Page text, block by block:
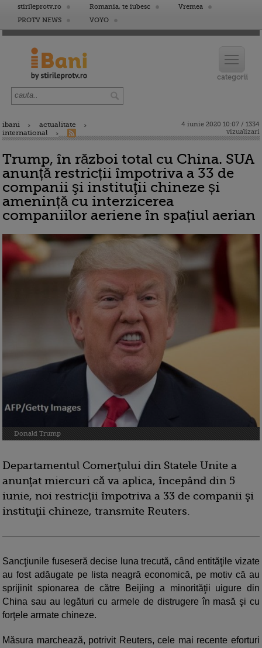
stirileprotv.ro Romania, te iubesc
Vremea
PROTV NEWS
VOYO
ibani
actualitate
international
4 iunie 2020 10:07 / 1334
vizualizari
Trump, în război total cu China. SUA
anunță restricții împotriva a 33 de
companii şi instituţii chineze și
amenință cu interzicerea
companiilor aeriene în spațiul aerian
Donald Trump
Departamentul Comerţului din Statele Unite a
anunţat miercuri că va aplica, începând din 5
iunie, noi restricţii împotriva a 33 de companii şi
instituţii chineze, transmite Reuters.
Sancţiunile fuseseră decise luna trecută, când entităţile vizate
au fost adăugate pe lista neagră economică, pe motiv că au
sprijinit spionarea de către Beijing a minorităţii uigure din
China sau au legături cu armele de distrugere în masă şi cu
forţele armate chineze.
Măsura marchează, potrivit Reuters, cele mai recente eforturi